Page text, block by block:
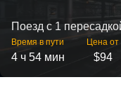
Поезд с 1
Время в пути
4 ч 54 мин
Цена от
$94